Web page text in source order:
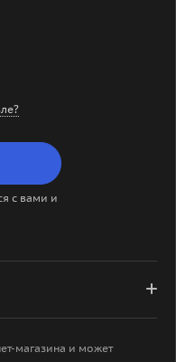
с вами и
магазина и может